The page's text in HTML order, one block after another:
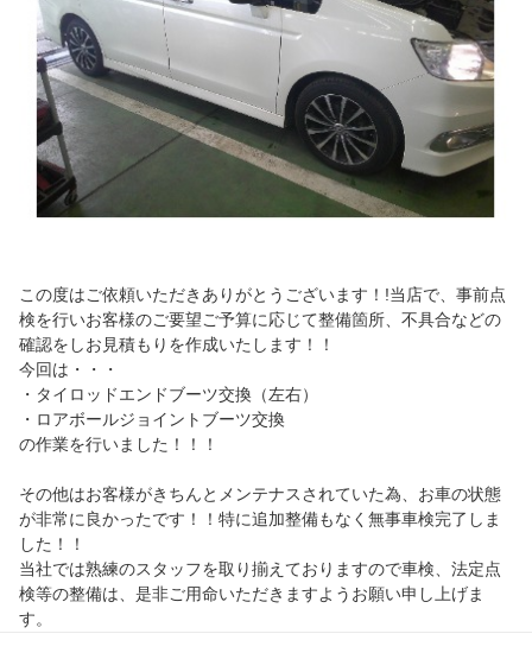
この度はご依頼いただきありがとうございます！!当店で、事前点
検を行いお客様のご要望ご予算に応じて整備箇所、不具合などの
確認をしお見積もりを作成いたします！！
今回は・・・
・タイロッドエンドブーツ交換（左右）
・ロアボールジョイントブーツ交換
の作業を行いました！！！
その他はお客様がきちんとメンテナスされていた為、お車の状態
が非常に良かったです！！特に追加整備もなく無事車検完了しま
した！！
当社では熟練のスタッフを取り揃えておりますので車検、法定点
検等の整備は、是非ご用命いただきますようお願い申し上げま
す。